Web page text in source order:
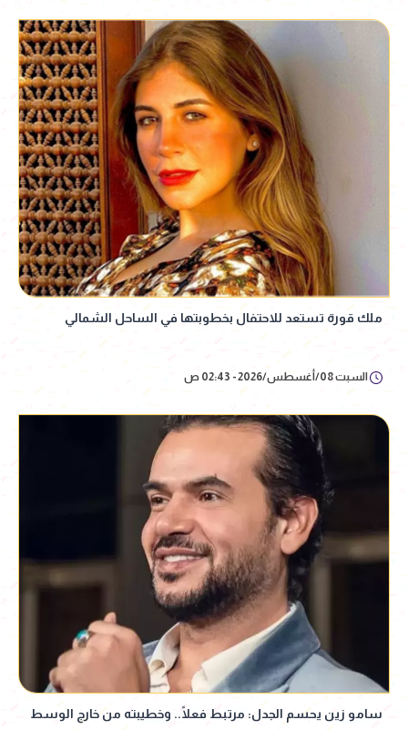
ملك قورة تستعد للاحتفال بخطوبتها في الساحل الشمالي
السبت 08/أغسطس/2026 - 02:43 ص
سامو زين يحسم الجدل: مرتبط فعلًا.. وخطيبته من خارج الوسط